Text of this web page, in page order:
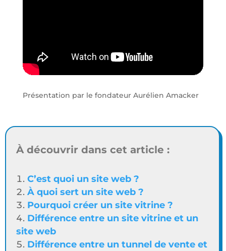
Présentation par le fondateur Aurélien Amacker
À découvrir dans cet article :
C’est quoi un site web ?
À quoi sert un site web ?
Pourquoi créer un site vitrine ?
Différence entre un site vitrine et un
site web
Différence entre un tunnel de vente et